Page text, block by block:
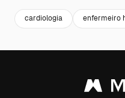
cardiologia enfermeiro